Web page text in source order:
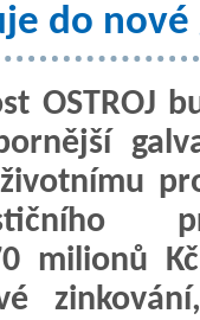
do
OSTROJ
milionů